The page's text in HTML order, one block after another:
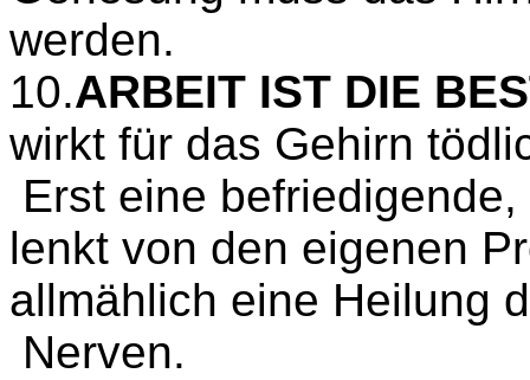
werden.
10.ARBEIT IST DIE
wirkt für das Gehirn
Erst eine
lenkt von den eigenen
allmählich eine Heilung
Nerven.